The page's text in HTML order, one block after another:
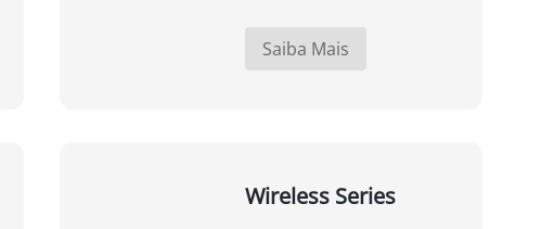
Saiba Mais
Wireless Series